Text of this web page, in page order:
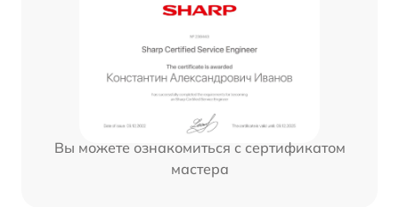
Вы можете ознакомиться с сертификатом
мастера